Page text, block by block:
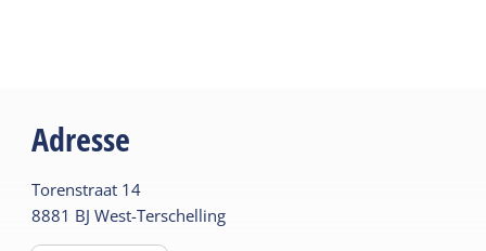
Adresse
Torenstraat 14
8881 BJ West-Terschelling